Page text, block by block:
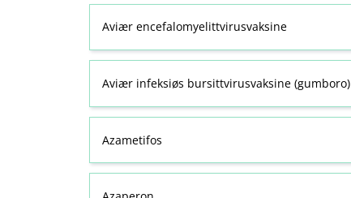
Aviær encefalomyelittvirusvaksine
Aviær infeksiøs bursittvirusvaksine (gumboro)
Azametifos